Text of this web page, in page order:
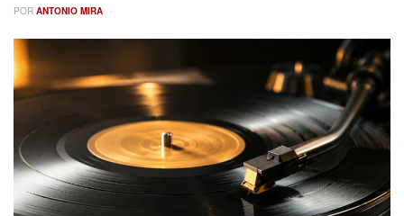
POR ANTONIO MIRA